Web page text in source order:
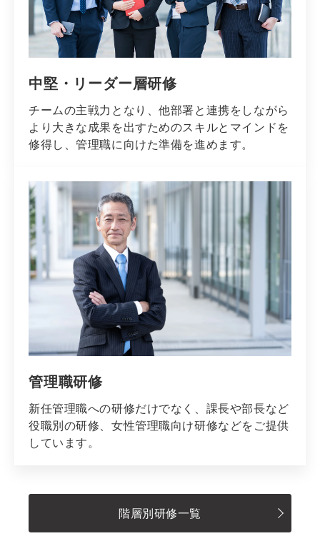
中堅・リーダー層研修
チームの主戦力となり、他部署と連携をしながら
より大きな成果を出すためのスキルとマインドを
修得し、管理職に向けた準備を進めます。
管理職研修
新任管理職への研修だけでなく、課長や部長など
役職別の研修、女性管理職向け研修などをご提供
しています。
階層別研修一覧